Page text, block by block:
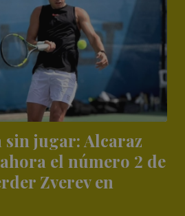
sin jugar: Alcaraz
el número 2 de
Zverev en